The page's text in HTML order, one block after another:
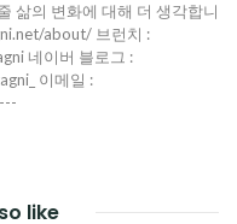
삶의 변화에 대해 더 생각합니
about/ 브런치 :
네이버 블로그 :
이메일 :
like